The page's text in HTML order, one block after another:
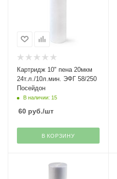
Картридж 10" пена 20мкм
24т.л./10л.мин. ЭФГ 58/250
Посейдон
В наличии: 15
60 руб./шт
В КОРЗИНУ